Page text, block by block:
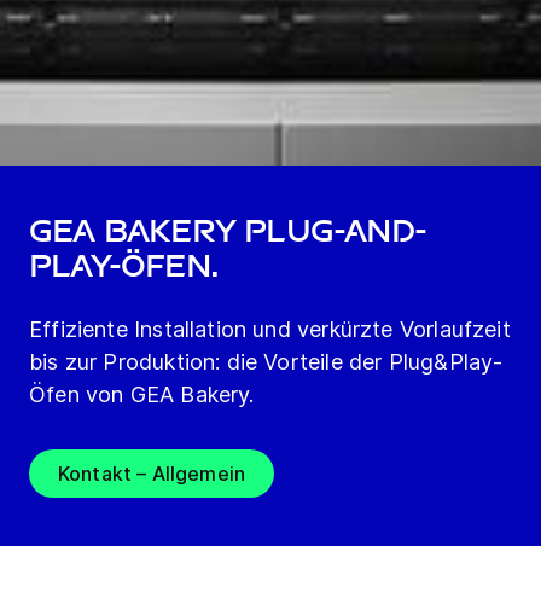
GEA Bakery Plug-and-
Play-Öfen.
Effiziente Installation und verkürzte Vorlaufzeit
bis zur Produktion: die Vorteile der Plug&Play-
Öfen von GEA Bakery.
Kontakt – Allgemein